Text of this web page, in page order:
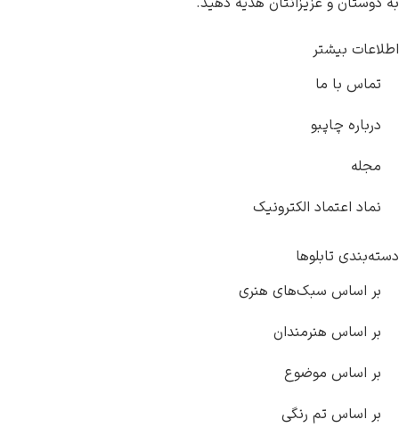
اطلاعات بیشتر
تماس با ما
درباره چاپبو
مجله
نماد اعتماد الکترونیک
دسته‌بندی تابلوها
بر اساس سبک‌های هنری
بر اساس هنرمندان
بر اساس موضوع
بر اساس تم رنگی